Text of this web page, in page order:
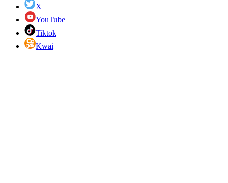
X
YouTube
Tiktok
Kwai